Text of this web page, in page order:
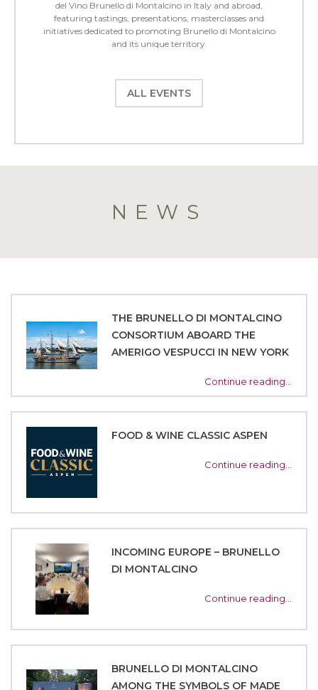
del Vino Brunello di Montalcino in Italy and abroad,
featuring tastings, presentations, masterclasses and
initiatives dedicated to promoting Brunello di Montalcino
and its unique territory.
ALL EVENTS
NEWS
THE BRUNELLO DI MONTALCINO
CONSORTIUM ABOARD THE
AMERIGO VESPUCCI IN NEW YORK
Continue reading…
FOOD & WINE CLASSIC ASPEN
Continue reading…
INCOMING EUROPE – BRUNELLO
DI MONTALCINO
Continue reading…
BRUNELLO DI MONTALCINO
AMONG THE SYMBOLS OF MADE